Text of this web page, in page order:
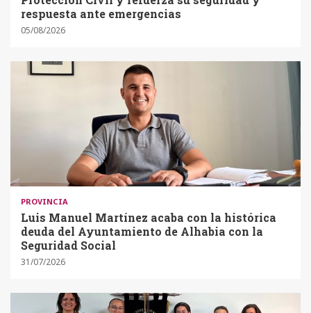
respuesta ante emergencias
05/08/2026
PROVINCIA
Luis Manuel Martínez acaba con la histórica
deuda del Ayuntamiento de Alhabia con la
Seguridad Social
31/07/2026